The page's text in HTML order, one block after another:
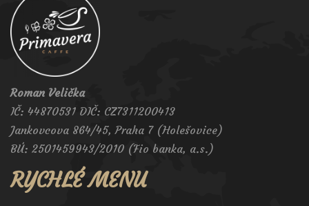
Roman Velička
IČ: 44870531 DIČ: CZ7311200413
Jankovcova 864/45, Praha 7 (Holešovice)
BÚ: 2501459943/2010 (Fio banka, a.s.)
RYCHLÉ MENU